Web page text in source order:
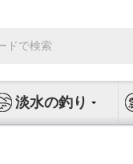
淡水の釣り